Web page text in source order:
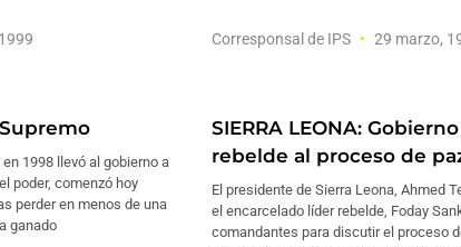
Corresponsal de IPS 29 marzo,
1998 llevó al gobierno a
poder, comenzó hoy
perder en menos de una
ganado
SIERRA LEONA:
rebelde al proceso de
El presidente de Sierra Leona, Ahmed
el encarcelado líder rebelde, Foday
comandantes para discutir el proceso